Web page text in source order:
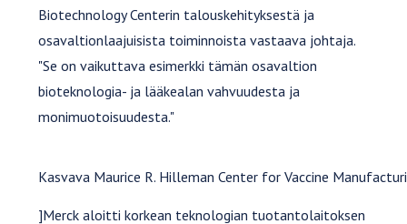
Biotechnology Centerin talouskehityksestä ja
osavaltionlaajuisista toiminnoista vastaava johtaja.
"Se on vaikuttava esimerkki tämän osavaltion
bioteknologia- ja lääkealan vahvuudesta ja
monimuotoisuudesta."
Kasvava Maurice R. Hilleman Center for Vaccine
]Merck aloitti korkean teknologian tuotantolaitoksen